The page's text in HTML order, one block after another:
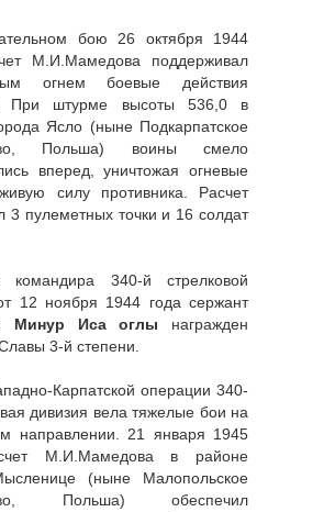
бою 26 октября 1944
М.И.Мамедова поддерживал
огнем боевые действия
При штурме высоты 536,0 в
Ясло (ныне Подкарпатское
Польша) воины смело
вперед, уничтожая огневые
силу противника. Расчет
3 пулеметных точки и 16 солдат
командира 340-й стрелковой
12 ноября 1944 года сержант
Минур Иса оглы награжден
3-й степени.
Карпатской операции 340-
дивизия вела тяжелые бои на
направлении. 21 января 1945
М.И.Мамедова в районе
(ныне Малопольское
Польша) обеспечил